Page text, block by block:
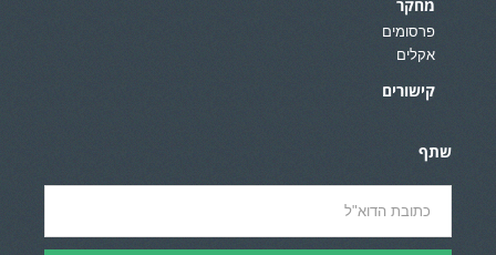
מחקר
פרסומים
אקלים
קישורים
שתף